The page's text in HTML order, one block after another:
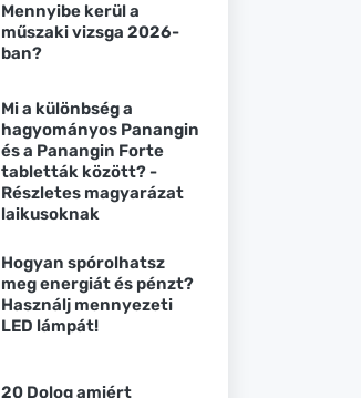
Mennyibe kerül a
műszaki vizsga 2026-
ban?
Mi a különbség a
hagyományos Panangin
és a Panangin Forte
tabletták között? -
Részletes magyarázat
laikusoknak
Hogyan spórolhatsz
meg energiát és pénzt?
Használj mennyezeti
LED lámpát!
20 Dolog amiért